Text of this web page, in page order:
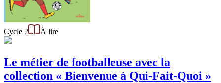
Cycle 2 À lire
Le métier de footballeuse avec la
collection « Bienvenue à Qui-Fait-Quoi »